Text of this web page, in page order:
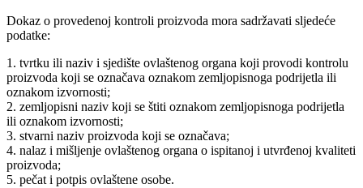
Dokaz o provedenoj kontroli proizvoda mora sadržavati sljedeće
podatke:
1. tvrtku ili naziv i sjedište ovlaštenog organa koji provodi kontrolu
proizvoda koji se označava oznakom zemljopisnoga podrijetla ili
oznakom izvornosti;
2. zemljopisni naziv koji se štiti oznakom zemljopisnoga podrijetla
ili oznakom izvornosti;
3. stvarni naziv proizvoda koji se označava;
4. nalaz i mišljenje ovlaštenog organa o ispitanoj i utvrđenoj kvaliteti
proizvoda;
5. pečat i potpis ovlaštene osobe.